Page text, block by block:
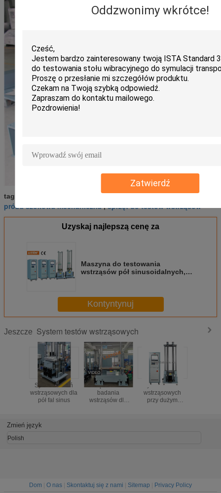
Oddzwonimy wkrótce!
Zatwierdź
tagi: maszyna do testów wstrząsów
próba szokowa mechaniczna,sprzęt do testów wstrząsów
Uzyskaj najlepszą cenę za
Maszyna do testowania
wstrząsów pół sinusoidalnych,
Kontyntynuj
Jeszcze System testów wstrząsowych
System badań
wstrząsowych dla
pół fal sinus
Urządzenie do
badania
wstrząsów dla
System badań
wstrząsowych
przy dużym
Zmień język
Polish
Dom O nas Skontaktuj się z nami Sitemap
Privacy Policy